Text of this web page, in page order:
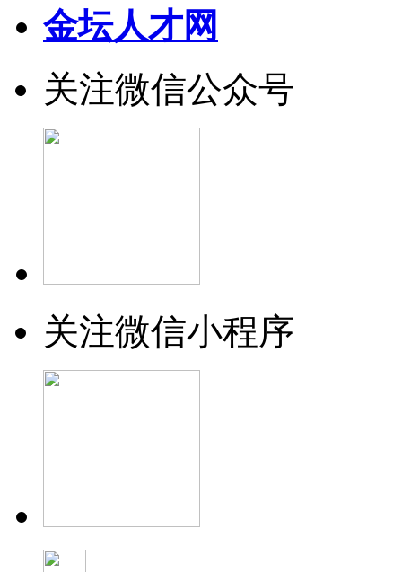
金坛人才网
关注微信公众号
关注微信小程序